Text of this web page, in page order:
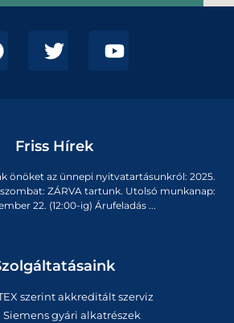
Friss Hírek
önöket az ünnepi nyitvatartásunkról: 2025.
ZÁRVA tartunk. Utolsó munkanap:
22. (12:00-ig) Árufeladás ...
szerint akkreditált szerviz
Siemens gyári alkatrészek